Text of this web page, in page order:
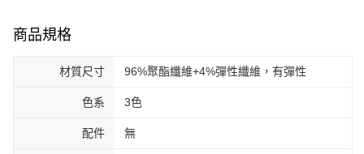
商品規格
材質尺寸 96%聚酯纖維+4%彈性纖維，有彈性
色系 3色
配件 無